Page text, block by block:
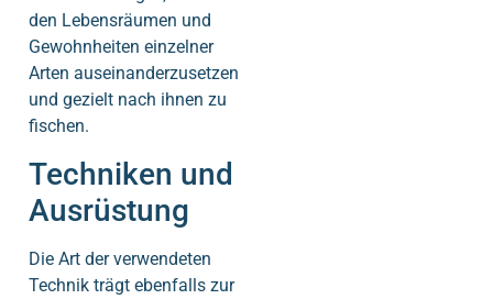
den Lebensräumen und
Gewohnheiten einzelner
Arten auseinanderzusetzen
und gezielt nach ihnen zu
fischen.
Techniken und
Ausrüstung
Die Art der verwendeten
Technik trägt ebenfalls zur